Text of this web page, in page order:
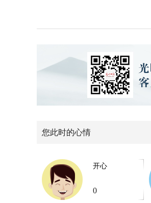
您此时的心情
开心
0